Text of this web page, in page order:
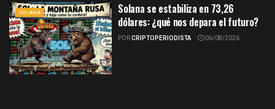
SOLANA
Solana se estabiliza en 73,26
dólares: ¿qué nos depara el futuro?
PORCRIPTOPERIODISTA 06/08/2026